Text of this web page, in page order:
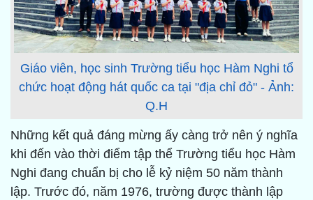
Giáo viên, học sinh Trường tiểu học Hàm Nghi tổ
chức hoạt động hát quốc ca tại "địa chỉ đỏ" - Ảnh:
Q.H
Những kết quả đáng mừng ấy càng trở nên ý nghĩa
khi đến vào thời điểm tập thể Trường tiểu học Hàm
Nghi đang chuẩn bị cho lễ kỷ niệm 50 năm thành
lập. Trước đó, năm 1976, trường được thành lập